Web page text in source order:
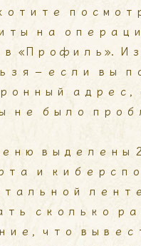
на
«Профиль».
– если вы
адрес,
не было
выделены
и
сколько
что